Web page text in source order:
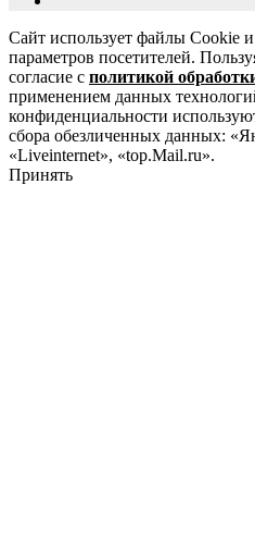
Сайт использует файлы Cookie
параметров посетителей.
согласие с политикой
применением данных
конфиденциальности
сбора обезличенных данных:
«Liveinternet», «top.Mail.ru».
Принять